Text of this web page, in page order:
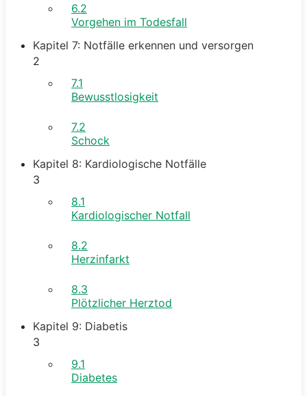
6.2
Vorgehen im Todesfall
Kapitel 7: Notfälle erkennen und versorgen
2
7.1
Bewusstlosigkeit
7.2
Schock
Kapitel 8: Kardiologische Notfälle
3
8.1
Kardiologischer Notfall
8.2
Herzinfarkt
8.3
Plötzlicher Herztod
Kapitel 9: Diabetis
3
9.1
Diabetes